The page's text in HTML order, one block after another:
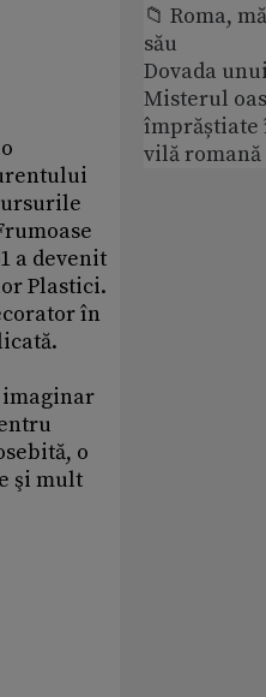
a devenit
Plastici.
în
o
şi mult
📁 Roma,
său
Dovada
Misterul
împrăștiate
vilă romană